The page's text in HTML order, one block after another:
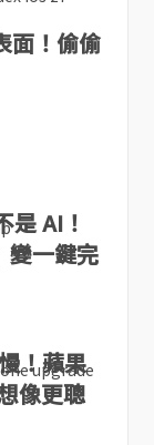
面！偷偷
是 AI！
變一鍵完
！蘋果
像更聰